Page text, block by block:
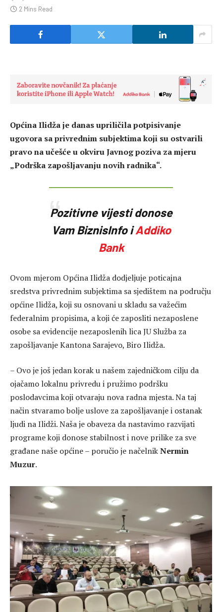
2 Mins Read
Općina Ilidža je danas upriličila potpisivanje
ugovora sa privrednim subjektima koji su ostvarili
pravo na učešće u okviru Javnog poziva za mjeru
„Podrška zapošljavanju novih radnika“.
Pozitivne vijesti donose
Vam BiznisInfo iAddiko
Bank
Ovom mjerom Općina Ilidža dodjeljuje poticajna
sredstva privrednim subjektima sa sjedištem na području
općine Ilidža, koji su osnovani u skladu sa važećim
federalnim propisima, a koji će zaposliti nezaposlene
osobe sa evidencije nezaposlenih lica JU Služba za
zapošljavanje Kantona Sarajevo, Biro Ilidža.
– Ovo je još jedan korak u našem zajedničkom cilju da
ojačamo lokalnu privredu i pružimo podršku
poslodavcima koji otvaraju nova radna mjesta. Na taj
način stvaramo bolje uslove za zapošljavanje i ostanak
ljudi na Ilidži. Naša je obaveza da nastavimo razvijati
programe koji donose stabilnost i nove prilike za sve
građane naše općine – poručio je načelnikNermin
Muzur.